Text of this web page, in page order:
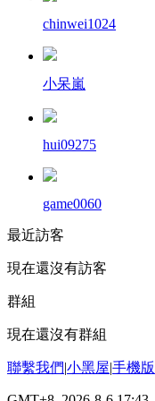
chinwei1024
小呆嵐
hui09275
game0060
最近訪客
現在還沒有訪客
群組
現在還沒有群組
聯繫我們|小黑屋|手機版